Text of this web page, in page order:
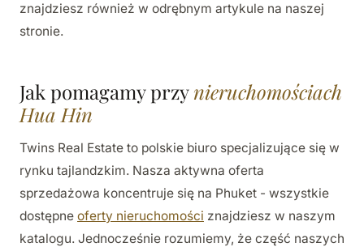
znajdziesz również w odrębnym artykule na naszej
stronie.
Jak pomagamy przynieruchomościach
Hua Hin
Twins Real Estate to polskie biuro specjalizujące się w
rynku tajlandzkim. Nasza aktywna oferta
sprzedażowa koncentruje się na Phuket - wszystkie
dostępne oferty nieruchomości znajdziesz w naszym
katalogu. Jednocześnie rozumiemy, że część naszych